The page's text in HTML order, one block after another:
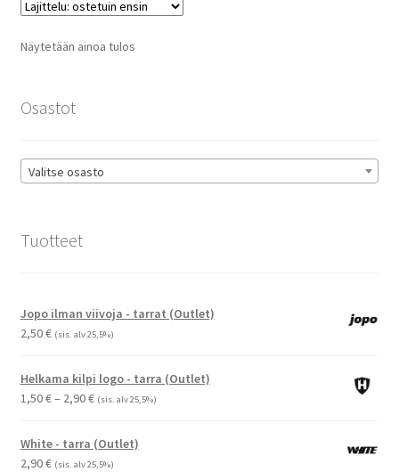
Näytetään ainoa tulos
Osastot
Valitse osasto
Tuotteet
Jopo ilman viivoja - tarrat (Outlet)
2,50€ (sis. alv 25,5%)
Helkama kilpi logo - tarra (Outlet)
1,50€– 2,90€Hintaluokka:
-
2,90 €
(sis. alv 25,5%)
White - tarra (Outlet)
2,90€ (sis. alv 25,5%)